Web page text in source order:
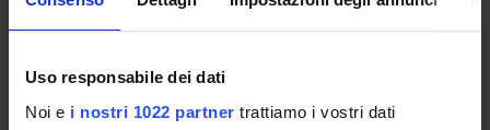
Uso responsabile dei dati
Noi e i nostri 1022 partner trattiamo i vostri dati
6
CuCi 2 A, CuCi 2 B
Marco Oliani